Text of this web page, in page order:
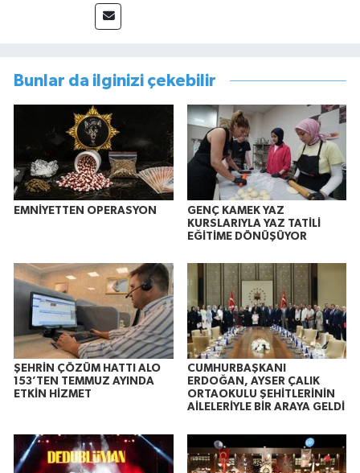
Bunlar da ilginizi çekebilir
EMNİYETTEN OPERASYON
GENÇ KAMEK YAZ
KURSLARIYLA YAZ TATİLİ
EĞİTİME DÖNÜŞÜYOR
ŞEHRİN ÇÖZÜM HATTI ALO
153’TEN TEMMUZ AYINDA
ETKİN HİZMET
CUMHURBAŞKANI
ERDOĞAN, AYSER ÇALIK
ORTAOKULU ŞEHİTLERİNİN
AİLELERİYLE BİR ARAYA GELDİ